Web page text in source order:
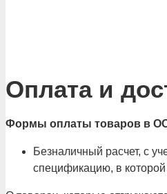
Оплата и
Формы оплаты товаров в
Безналичный расчет, с
спецификацию, в которой